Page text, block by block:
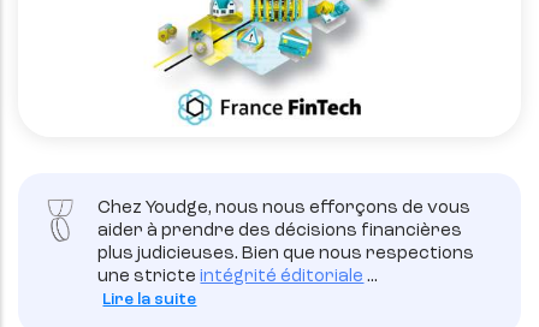
Chez Youdge, nous nous efforçons de vous
aider à prendre des décisions financières
plus judicieuses. Bien que nous respections
une stricteintégrité éditoriale ...
Lire la suite